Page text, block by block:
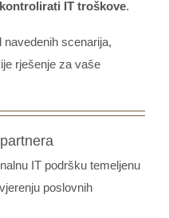
kontrolirati IT troškove.
scenarija,
rješenje za vaše
IT podršku temeljenu
poslovnih